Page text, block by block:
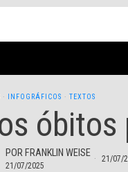
· INFOGRÁFICOS · TEXTOS
óbitos
POR FRANKLIN WEISE
21/07/2025
21/07/